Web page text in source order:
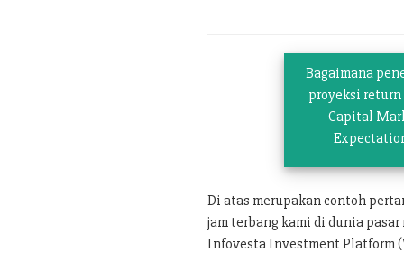
Bagaimana
proyeksi return
Capital
Di atas merupakan contoh
jam terbang kami di dunia
Infovesta Investment Platform